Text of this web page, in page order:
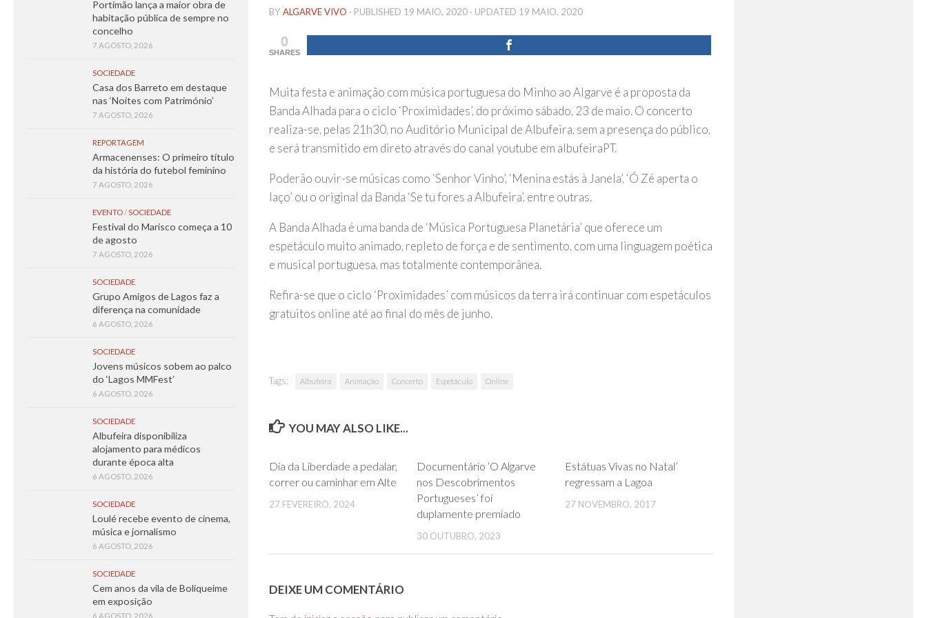
BY ALGARVE VIVO · PUBLISHED 19 MAIO, 2020 · UPDATED 19 MAIO, 2020
0
SHARES
Muita festa e animação com música portuguesa do Minho ao Algarve é a proposta da
Banda Alhada para o ciclo ‘Proximidades’, do próximo sábado, 23 de maio. O concerto
realiza-se, pelas 21h30, no Auditório Municipal de Albufeira, sem a presença do público,
e será transmitido em direto através do canal youtube em albufeiraPT.
Poderão ouvir-se músicas como ‘Senhor Vinho’, ‘Menina estás à Janela’, ‘Ó Zé aperta o
laço’ ou o original da Banda ‘Se tu fores a Albufeira’, entre outras.
A Banda Alhada é uma banda de ‘Música Portuguesa Planetária’ que oferece um
espetáculo muito animado, repleto de força e de sentimento, com uma linguagem poética
e musical portuguesa, mas totalmente contemporânea.
Refira-se que o ciclo ‘Proximidades’ com músicos da terra irá continuar com espetáculos
gratuitos online até ao final do mês de junho.
Tags: Albufeira Animação Concerto Espetáculo Online
YOU MAY ALSO LIKE...
Dia da Liberdade a pedalar,
correr ou caminhar em Alte
27 FEVEREIRO, 2024
Documentário ‘O Algarve
nos Descobrimentos
Portugueses’ foi
duplamente premiado
30 OUTUBRO, 2023
Estátuas Vivas no Natal’
regressam a Lagoa
27 NOVEMBRO, 2017
DEIXE UM COMENTÁRIO
Portimão lança a maior obra de
habitação pública de sempre no
concelho
7 AGOSTO, 2026
SOCIEDADE
Casa dos Barreto em destaque
nas ‘Noites com Património’
7 AGOSTO, 2026
REPORTAGEM
Armacenenses: O primeiro título
da história do futebol feminino
7 AGOSTO, 2026
EVENTO/SOCIEDADE
Festival do Marisco começa a 10
de agosto
7 AGOSTO, 2026
SOCIEDADE
Grupo Amigos de Lagos faz a
diferença na comunidade
6 AGOSTO, 2026
SOCIEDADE
Jovens músicos sobem ao palco
do ‘Lagos MMFest’
6 AGOSTO, 2026
SOCIEDADE
Albufeira disponibiliza
alojamento para médicos
durante época alta
6 AGOSTO, 2026
SOCIEDADE
Loulé recebe evento de cinema,
música e jornalismo
6 AGOSTO, 2026
SOCIEDADE
Cem anos da vila de Boliqueime
em exposição
6 AGOSTO, 2026